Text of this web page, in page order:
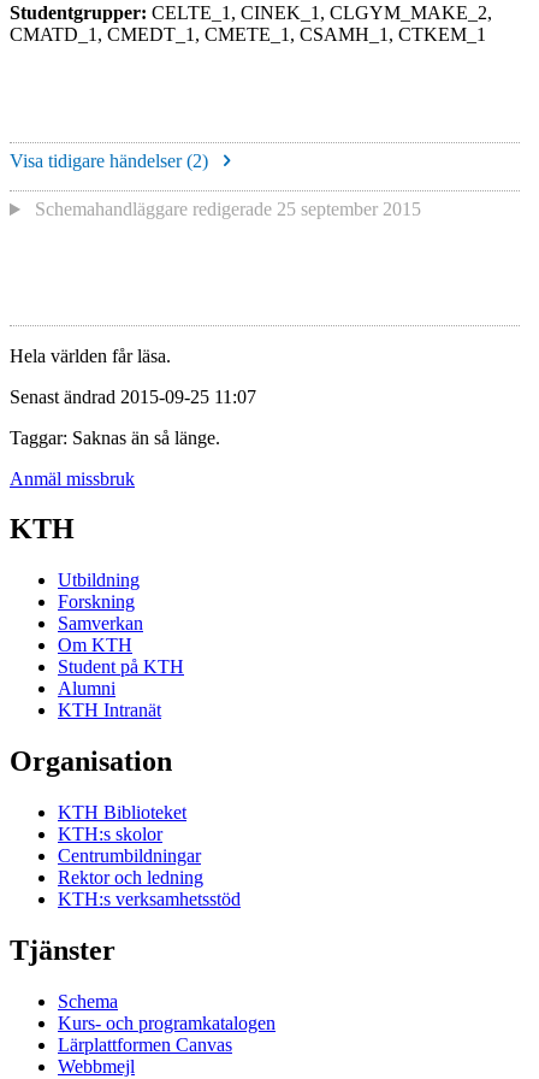
Studentgrupper: CELTE_1, CINEK_1, CLGYM_MAKE_2,
CMATD_1, CMEDT_1, CMETE_1, CSAMH_1, CTKEM_1
Visa tidigare händelser (2)
Schemahandläggare redigerade 25 september 2015
Hela världen får läsa.
Senast ändrad 2015-09-25 11:07
Taggar: Saknas än så länge.
Anmäl missbruk
KTH
Utbildning
Forskning
Samverkan
Om KTH
Student på KTH
Alumni
KTH Intranät
Organisation
KTH Biblioteket
KTH:s skolor
Centrumbildningar
Rektor och ledning
KTH:s verksamhetsstöd
Tjänster
Schema
Kurs- och programkatalogen
Lärplattformen Canvas
Webbmejl